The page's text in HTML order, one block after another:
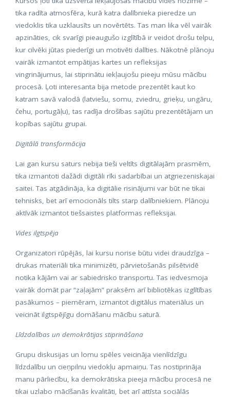
tika radīta atmosfēra, kurā katra dalībnieka pieredze un
viedoklis tika uzklausīts un novērtēts. Tas man lika vēl vairāk
apzināties, cik svarīgi pieaugušo izglītībā ir veidot drošu telpu,
kur cilvēki jūtas piederīgi un motivēti dalīties. Nākotnē plānoju
vairāk izmantot empātijas kartes un refleksijas
vingrinājumus, lai stiprinātu iekļaujošu pieeju mūsu mācību
procesā. Ļoti interesanta bija metode prezentēt kaut ko
katram savā valodā (latviešu, somu, zviedru, grieķu, ungāru,
čehu, portugāļu), tas radīja drošības sajūtu prezentētājam un
kopības sajūtu grupai.
Digitālā transformācija
Lai gan kursu saturs nebija tieši veltīts digitālajām prasmēm,
tika izmantoti dažādi digitāli rīki sadarbībai un atgriezeniskajai
saitei. Tas atgādināja, ka digitālie risinājumi var būt ne tikai
tehnisks, bet arī emocionāls tilts starp dalībniekiem. Plānoju
aktīvāk izmantot tiešsaistes platformas refleksijai.
Vides ilgtspēja
Organizatori rūpējās, lai kursu norise būtu videi draudzīga –
drukas materiāli tika minimizēti, pārvietošanās pilsētvidē
notika kājām vai ar sabiedrisko transportu. Tas iedvesmoja
vairāk domāt par “zaļajām” praksēm arī bibliotēkas izglītības
pasākumos – piemēram, izmantot digitālus materiālus un
veicināt ilgtspējīgu domāšanu mācību saturā.
Līdzdalības un demokrātijas stiprināšana
Grupu diskusijas un lomu spēles veicināja vienlīdzīgu
līdzdalību un cieņpilnu viedokļu apmaiņu. Tas nostiprināja
manu pārliecību, ka demokrātiska pieeja mācību procesā ne
tikai uzlabo mācīšanās kvalitāti, bet arī attīsta sociālās